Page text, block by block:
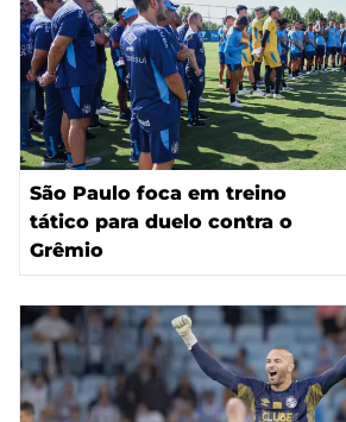
São Paulo foca em treino
tático para duelo contra o
Grêmio